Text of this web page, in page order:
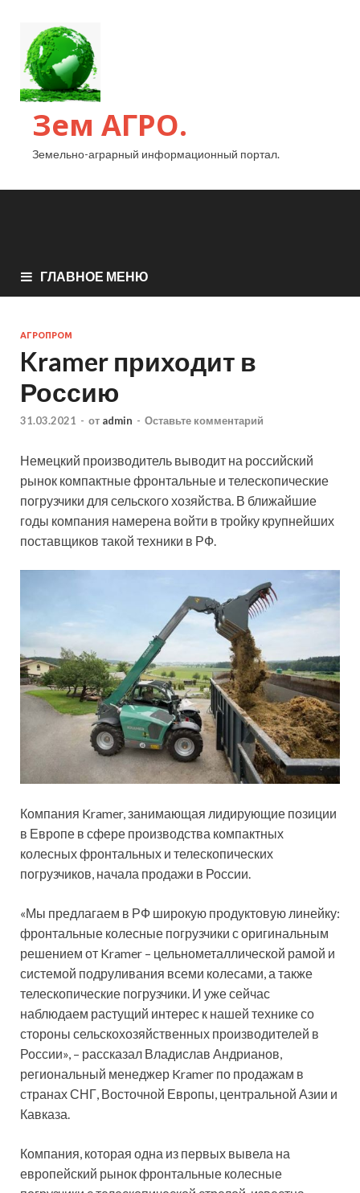
Зем АГРО.
Земельно-аграрный информационный портал.
ГЛАВНОЕ МЕНЮ
АГРОПРОМ
Kramer приходит в
Россию
31.03.2021 - от admin - Оставьте комментарий
Немецкий производитель выводит на российский
рынок компактные фронтальные и телескопические
погрузчики для сельского хозяйства. В ближайшие
годы компания намерена войти в тройку крупнейших
поставщиков такой техники в РФ.
Компания Kramer, занимающая лидирующие позиции
в Европе в сфере производства компактных
колесных фронтальных и телескопических
погрузчиков, начала продажи в России.
«Мы предлагаем в РФ широкую продуктовую линейку:
фронтальные колесные погрузчики с оригинальным
решением от Kramer – цельнометаллической рамой и
системой подруливания всеми колесами, а также
телескопические погрузчики. И уже сейчас
наблюдаем растущий интерес к нашей технике со
стороны сельскохозяйственных производителей в
России», – рассказал Владислав Андрианов,
региональный менеджер Kramer по продажам в
странах СНГ, Восточной Европы, центральной Азии и
Кавказа.
Компания, которая одна из первых вывела на
европейский рынок фронтальные колесные